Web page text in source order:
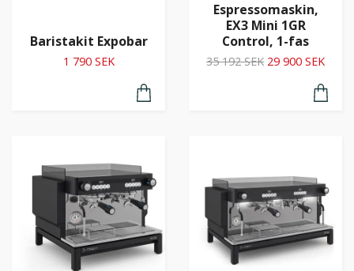
Baristakit Expobar
1 790 SEK
Espressomaskin,
EX3 Mini 1GR
Control, 1-fas
35 192 SEK 29 900 SEK